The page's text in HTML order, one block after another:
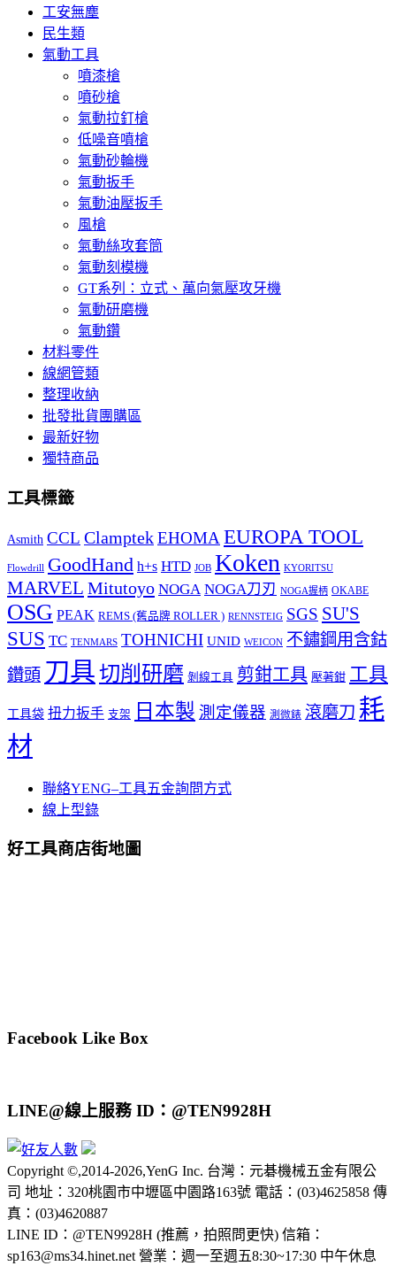
工安無塵
民生類
氣動工具
噴漆槍
噴砂槍
氣動拉釘槍
低噪音噴槍
氣動砂輪機
氣動扳手
氣動油壓扳手
風槍
氣動絲攻套筒
氣動刻模機
GT系列：立式、萬向氣壓攻牙機
氣動研磨機
氣動鑽
材料零件
線網管類
整理收納
批發批貨團購區
最新好物
獨特商品
工具標籤
Asmith CCL ClamptekEHOMA EUROPA TOOL
Flowdrill GoodHand h+s HTD JOB Koken KYORITSU
MARVEL Mitutoyo NOGA NOGA刀刃 NOGA握柄 OKABE
OSG PEAK REMS (舊品牌 ROLLER ) RENNSTEIG SGS SU'S
SUS TC TENMARS TOHNICHI UNID WEICON 不鏽鋼用含鈷
鑽頭 刀具切削研磨 剝線工具 剪鉗工具 壓著鉗 工具
工具袋 扭力扳手 支架 日本製 測定儀器 測微錶 滾磨刀 耗
材
聯絡YENG–工具五金詢問方式
線上型錄
好工具商店街地圖
Facebook Like Box
LINE@線上服務 ID：@TEN9928H
Copyright ©,2014-2026,YenG Inc. 台灣：元碁機械五金有限公
司 地址：320桃園市中壢區中園路163號 電話：(03)4625858 傳
真：(03)4620887
LINE ID：@TEN9928H (推薦，拍照問更快) 信箱：
sp163@ms34.hinet.net 營業：週一至週五8:30~17:30 中午休息